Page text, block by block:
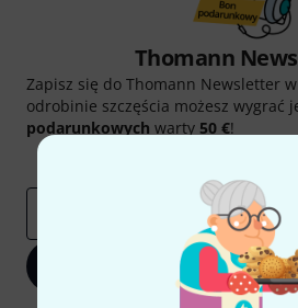
Thomann
Zapisz się do Thomann Newsletter
odrobinie szczęścia możesz wygrać
podarunkowych warty 50 €!
Zapisz się